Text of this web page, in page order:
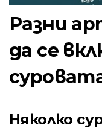
Разни
да се
Няколко